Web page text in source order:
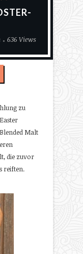
636 Views
zu
Malt
die zuvor
reiften.